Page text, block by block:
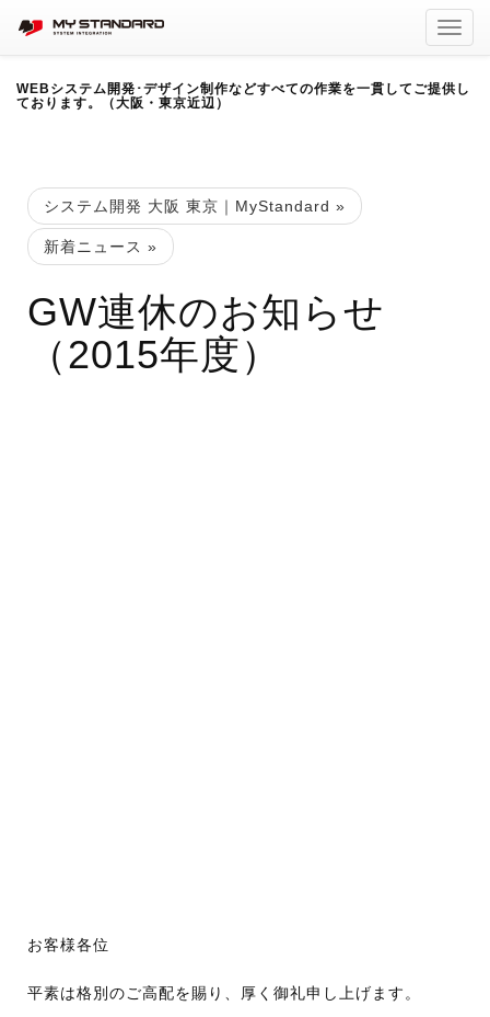
WEBシステム開発･デザイン制作などすべての作業を一貫してご提供し
ております。（大阪・東京近辺）
システム開発 大阪 東京｜MyStandard »
新着ニュース »
GW連休のお知らせ
（2015年度）
お客様各位
平素は格別のご高配を賜り、厚く御礼申し上げます。